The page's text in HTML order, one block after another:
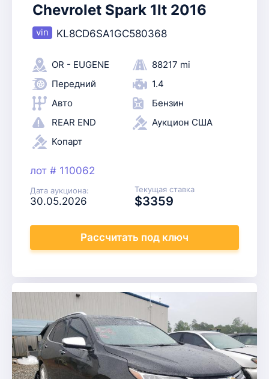
Chevrolet Spark 1lt 2016
KL8CD6SA1GC580368
OR - EUGENE
88217 mi
Передний
1.4
Авто
Бензин
REAR END
Аукцион США
Копарт
лот # 110062
Дата аукциона:
30.05.2026
Текущая ставка
$3359
Рассчитать под ключ